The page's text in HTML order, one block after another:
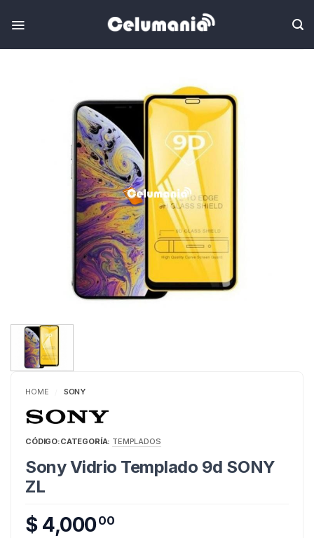
HOME SONY
CÓDIGO:CATEGORÍA: TEMPLADOS
Sony Vidrio Templado 9d SONY
ZL
$ 4,00000